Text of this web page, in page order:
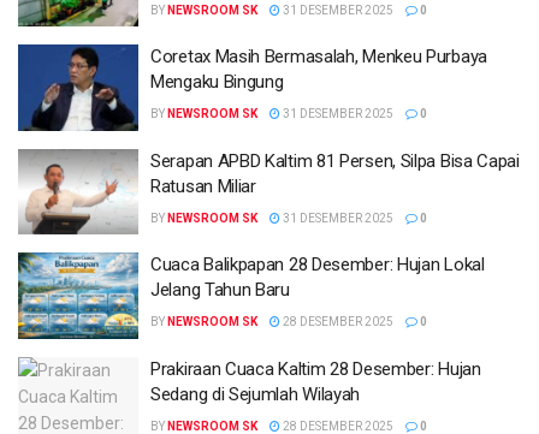
BY NEWSROOM SK 31 DESEMBER 2025 0
Coretax Masih Bermasalah, Menkeu Purbaya
Mengaku Bingung
BY NEWSROOM SK 31 DESEMBER 2025 0
Serapan APBD Kaltim 81 Persen, Silpa Bisa Capai
Ratusan Miliar
BY NEWSROOM SK 31 DESEMBER 2025 0
Cuaca Balikpapan 28 Desember: Hujan Lokal
Jelang Tahun Baru
BY NEWSROOM SK 28 DESEMBER 2025 0
Prakiraan Cuaca Kaltim 28 Desember: Hujan
Sedang di Sejumlah Wilayah
BY NEWSROOM SK 28 DESEMBER 2025 0